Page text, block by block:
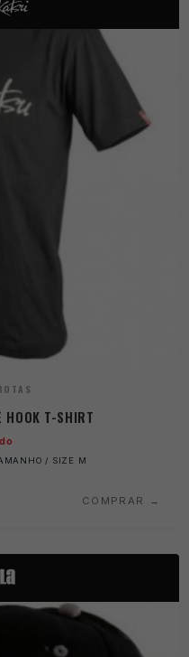
HOOK T-SHIRT
/ SIZE M
COMPRAR